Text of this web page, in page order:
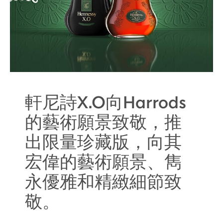
軒尼詩X.O向Harrods
的藝術願景致敬，推
出限量珍藏版，向其
宏偉的藝術願景、雋
永優雅和精緻細節致
敬。